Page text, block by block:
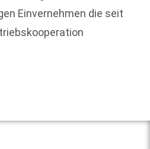
Einvernehmen die seit